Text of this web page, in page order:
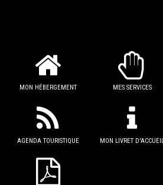
MON HÉBERGEMENT MES SERVICES
AGENDA TOURISTIQUE MON LIVRET D'ACCUEIL